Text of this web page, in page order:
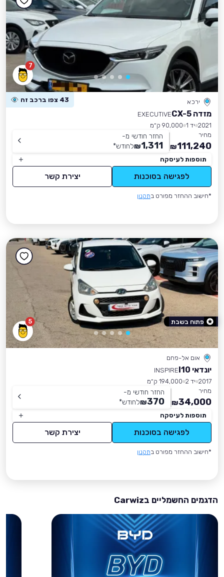
7
ירכא 43 צפו ברכב זה
מזדה CX-5
EXECUTIVE
2021 יד 1
90,000 ק״מ
מחיר
111,240
₪
החזר חודשי מ-
1,311
₪לחודש*
תוספות לעיסקה
לפגישה בסוכנות יצירת קשר
*חישוב ההחזר מפורט בתקנון
5
אום אל-פחם
יונדאי I10
INSPIRE
2017 יד 2
194,000 ק״מ
מחיר
34,000
₪
החזר חודשי מ-
370
₪לחודש*
תוספות לעיסקה
לפגישה בסוכנות יצירת קשר
*חישוב ההחזר מפורט בתקנון
פתוח בשבת
הדגמים החשמליים בCarwiz